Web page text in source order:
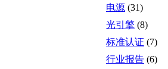
电源 (31)
光引擎 (8)
标准认证 (7)
行业报告 (6)